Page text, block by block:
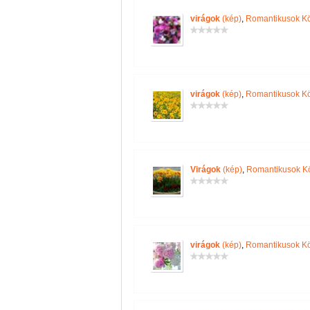
virágok (kép), Romantikusok
virágok (kép), Romantikusok
Virágok (kép), Romantikusok
virágok (kép), Romantikusok